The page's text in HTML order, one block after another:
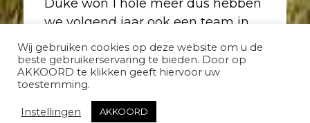
Duke won 1 hole meer dus hebben
we volgend jaar ook een team in
de 2e klasse!
Wij gebruiken cookies op deze website om u de
beste gebruikerservaring te bieden. Door op
AKKOORD te klikken geeft hiervoor uw
toestemming.
Instellingen AKKOORD